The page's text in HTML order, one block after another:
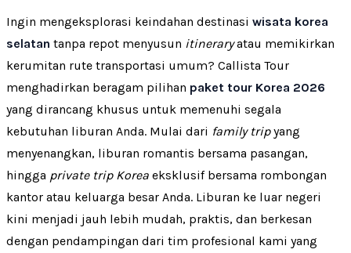
Ingin mengeksplorasi keindahan destinasi wisata korea
selatan tanpa repot menyusun itineraryatau memikirkan
kerumitan rute transportasi umum? Callista Tour
menghadirkan beragam pilihan paket tour Korea 2026
yang dirancang khusus untuk memenuhi segala
kebutuhan liburan Anda. Mulai dari family tripyang
menyenangkan, liburan romantis bersama pasangan,
hingga private trip Korea eksklusif bersama rombongan
kantor atau keluarga besar Anda. Liburan ke luar negeri
kini menjadi jauh lebih mudah, praktis, dan berkesan
dengan pendampingan dari tim profesional kami yang